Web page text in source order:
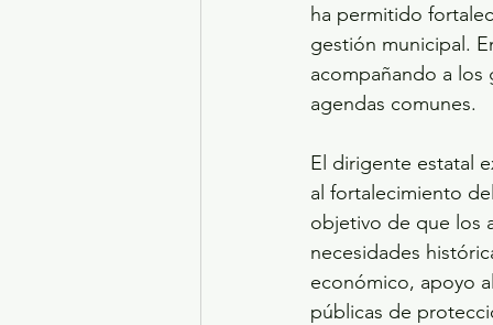
ha permitido
gestión municipal.
acompañando a los
agendas comunes.
El dirigente estatal
al fortalecimiento
objetivo de que los
necesidades
económico, apoyo
públicas de